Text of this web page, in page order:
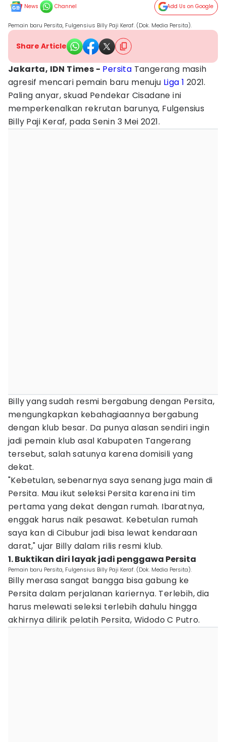
News Channel Add Us on Google
Pemain baru Persita, Fulgensius Billy Paji Keraf. (Dok. Media Persita).
Share Article
Jakarta, IDN Times - Persita Tangerang masih
agresif mencari pemain baru menuju Liga 1 2021.
Paling anyar, skuad Pendekar Cisadane ini
memperkenalkan rekrutan barunya, Fulgensius
Billy Paji Keraf, pada Senin 3 Mei 2021.
Billy yang sudah resmi bergabung dengan Persita,
mengungkapkan kebahagiaannya bergabung
dengan klub besar. Da punya alasan sendiri ingin
jadi pemain klub asal Kabupaten Tangerang
tersebut, salah satunya karena domisili yang
dekat.
"Kebetulan, sebenarnya saya senang juga main di
Persita. Mau ikut seleksi Persita karena ini tim
pertama yang dekat dengan rumah. Ibaratnya,
enggak harus naik pesawat. Kebetulan rumah
saya kan di Cibubur jadi bisa lewat kendaraan
darat," ujar Billy dalam rilis resmi klub.
1. Buktikan diri layak jadi penggawa Persita
Pemain baru Persita, Fulgensius Billy Paji Keraf. (Dok. Media Persita).
Billy merasa sangat bangga bisa gabung ke
Persita dalam perjalanan kariernya. Terlebih, dia
harus melewati seleksi terlebih dahulu hingga
akhirnya dilirik pelatih Persita, Widodo C Putro.